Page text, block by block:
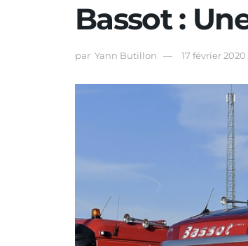
Bassot :
par Yann Butillon 17 février 2020